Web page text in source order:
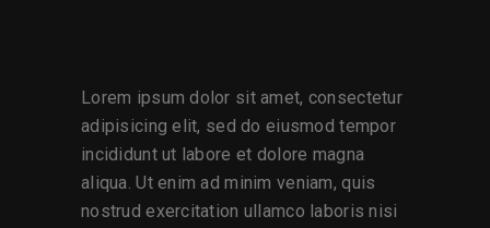
Lorem ipsum dolor sit amet, consectetur
adipisicing elit, sed do eiusmod tempor
incididunt ut labore et dolore magna
aliqua. Ut enim ad minim veniam, quis
nostrud exercitation ullamco laboris nisi